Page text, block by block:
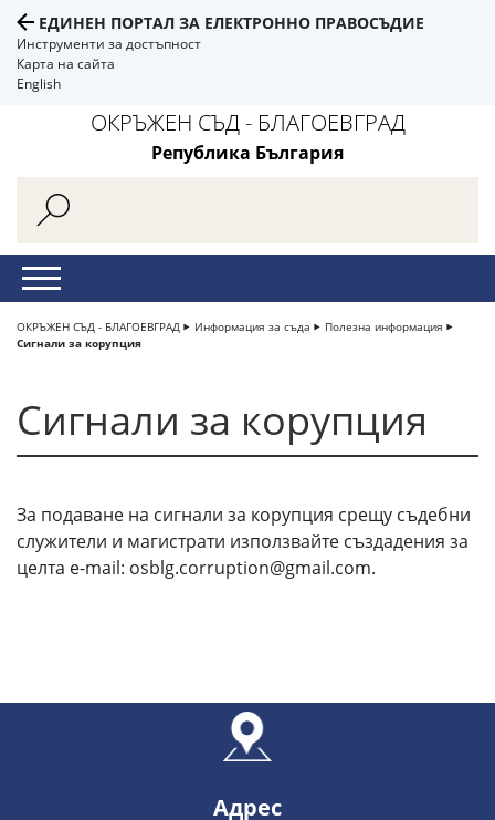
ЕДИНЕН ПОРТАЛ ЗА ЕЛЕКТРОННО ПРАВОСЪДИЕ
Инструменти за достъпност
Карта на сайта
English
ОКРЪЖЕН СЪД - БЛАГОЕВГРАД
Република България
ОКРЪЖЕН СЪД - БЛАГОЕВГРАД Информация за съда
Полезна информация
Сигнали за корупция
Сигнали за корупция
За подаване на сигнали за корупция срещу съдебни
служители и магистрати използвайте създадения за
целта e-mail: osblg.corruption@gmail.com.
Адрес